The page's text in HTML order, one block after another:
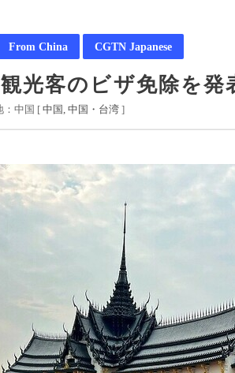
From China CGTN Japanese
光客のビザ免除を
：中国 [ 中国 中国・台湾 ]